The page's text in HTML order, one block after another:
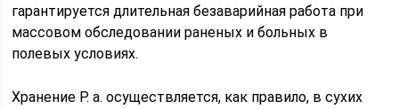
гарантируется длительная безаварийная работа при
массовом обследовании раненых и больных в
полевых условиях.
Хранение Р. а. осуществляется, как правило, в сухих